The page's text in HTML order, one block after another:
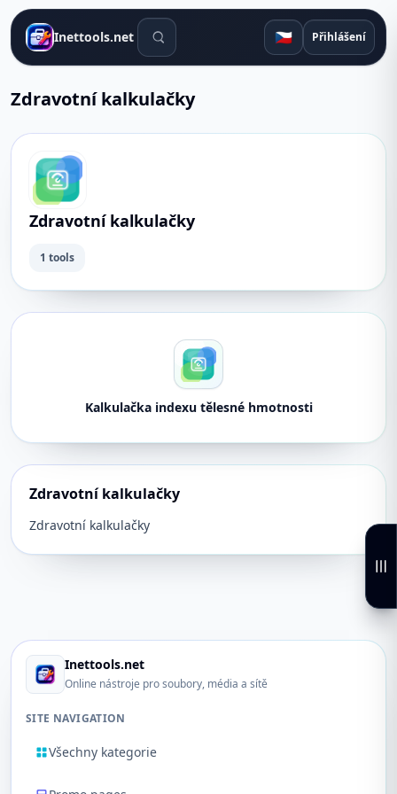
Inettools.net Vyhledávací nástroje 🇨🇿 Přihlášení
Zdravotní kalkulačky
Zdravotní kalkulačky
1 tools
Kalkulačka indexu tělesné hmotnosti
Zdravotní kalkulačky
Zdravotní kalkulačky
Inettools.net
Online nástroje pro soubory, média a sítě
SITE NAVIGATION
Všechny kategorie